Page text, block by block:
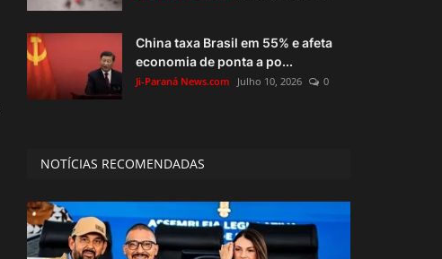
China taxa Brasil em 55% e afeta
economia de ponta a po...
Ji-Paraná News.com Julho 10, 2026 0
NOTÍCIAS RECOMENDADAS